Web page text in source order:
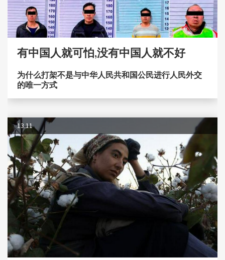
有中国人就可怕,没有中国人就不好
为什么打架不是与中华人民共和国公民进行人民外交
的唯一方式
13.11